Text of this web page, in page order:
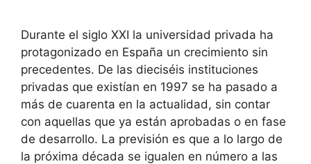
Durante el siglo XXI la universidad privada ha
protagonizado en España un crecimiento sin
precedentes. De las dieciséis instituciones
privadas que existían en 1997 se ha pasado a
más de cuarenta en la actualidad, sin contar
con aquellas que ya están aprobadas o en fase
de desarrollo. La previsión es que a lo largo de
la próxima década se igualen en número a las